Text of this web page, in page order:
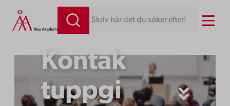
Hoppa
till
Skriv här det du söker efter! Menu
Kontak
tuppgi